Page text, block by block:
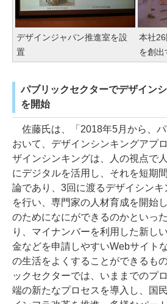
デザインジャパン推進室を設
置
本社
を創出
パブリックセクターでデザイン
を開始
佐藤氏は、「2018年5月から、
おいて、デザインシンキングアプ
ザインシンキングは、人の視点で
にデジタルを活用し、それを短期
論であり、3回に渡るデザイシン
を行い、専門家の人材育成を開始
のためになにができるのかといっ
り、マイナンバーを利用した新し
金などを申請しやすいWebサイト
の生活をよくすることができるも
ックセクターでは、いままでのプ
端の新たなプロセスを導入し、国